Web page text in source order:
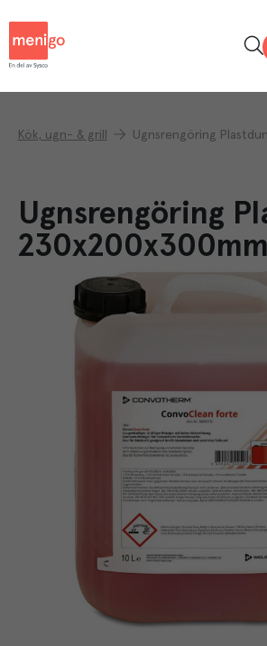
Kök, ugn- & grill Ugnsrengöring
Ugnsrengöring
230x200x300mm